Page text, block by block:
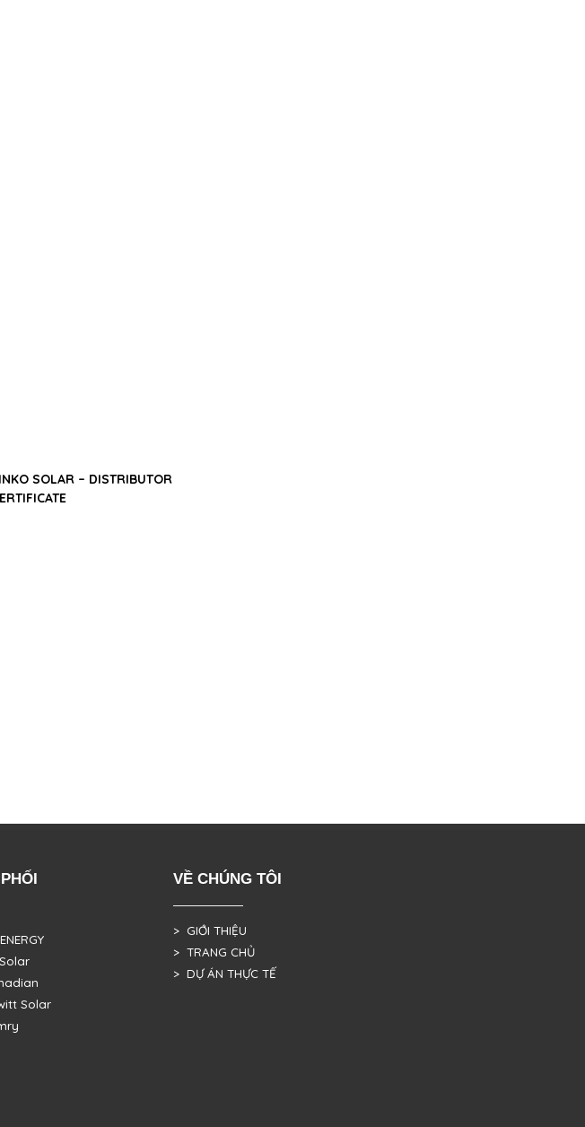
SOLAR – DISTRIBUTOR
Solar
VỀ CHÚNG TÔI
> GIỚI THIỆU
> TRANG CHỦ
> DỰ ÁN THỰC TẾ